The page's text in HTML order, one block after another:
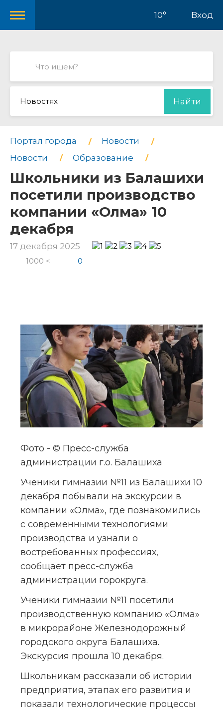
10° Вход
Новостях Найти
Портал города
Новости
Новости
Образование
Школьники из Балашихи
посетили производство
компании «Олма» 10
декабря
17 декабря 2025
1000 < 0
Фото - © Пресс-служба
администрации г.о. Балашиха
Ученики гимназии №11 из Балашихи 10
декабря побывали на экскурсии в
компании «Олма», где познакомились
с современными технологиями
производства и узнали о
востребованных профессиях,
сообщает пресс-служба
администрации горокруга.
Ученики гимназии №11 посетили
производственную компанию «Олма»
в микрорайоне Железнодорожный
городского округа Балашиха.
Экскурсия прошла 10 декабря.
Школьникам рассказали об истории
предприятия, этапах его развития и
показали технологические процессы